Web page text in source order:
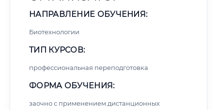
НАПРАВЛЕНИЕ ОБУЧЕНИЯ:
Биотехнологии
ТИП КУРСОВ:
профессиональная переподготовка
ФОРМА ОБУЧЕНИЯ:
заочно с применением дистанционных